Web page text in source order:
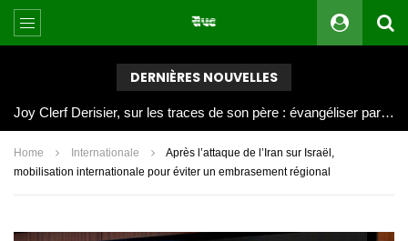
DERNIÈRES NOUVELLES
Joy Clerf Derisier, sur les traces de son père : évangéliser par la musique
Home Internationale
Après l’attaque de l’Iran sur Israël,
mobilisation internationale pour éviter un embrasement régional